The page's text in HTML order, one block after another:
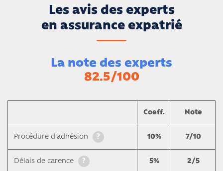
Les avis des experts
en assurance expatrié
La note des experts
82.5/100
Coeff. Note
Procédure d'adhésion ? 10% 7/10
Délais de carence ? 5% 2/5